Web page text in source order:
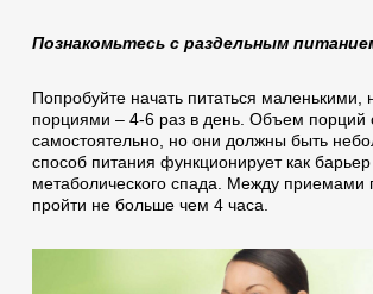
Познакомьтесь с раздельным
Попробуйте начать питаться маленькими,
порциями – 4-6 раз в день. Объем порций
самостоятельно, но они должны быть
способ питания функционирует как
метаболического спада. Между
пройти не больше чем 4 часа.